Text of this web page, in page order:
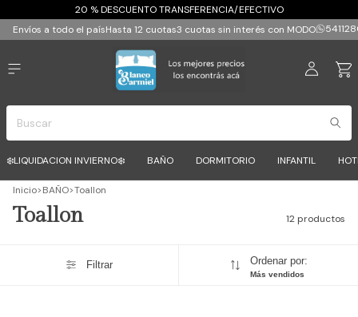
20 % DESCUENTO TRANSFERENCIA/EFECTIVO
Envíos a todo el paísHasta 12 cuotas3 cuotas sin interés con MODO
❄️LIQUIDACION INVIERNO❄️ BAÑO DORMITORIO INFANTIL
Inicio>BAÑO>Toallon
Toallon 12 productos
Filtrar Ordenar por:
Más vendidos